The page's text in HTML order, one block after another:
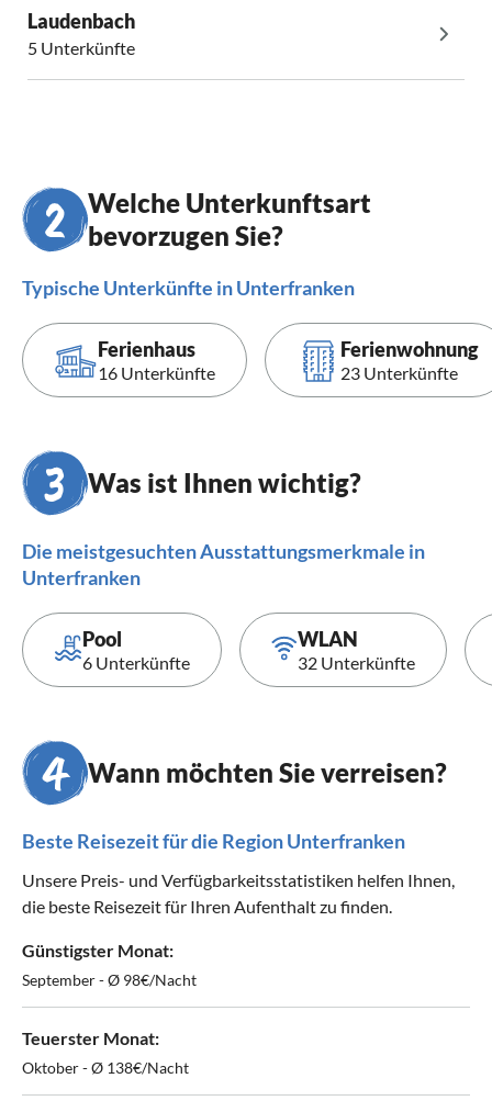
Laudenbach
5 Unterkünfte
Welche Unterkunftsart
bevorzugen Sie?
Typische Unterkünfte in Unterfranken
Ferienhaus
16 Unterkünfte
Ferienwohnung
23 Unterkünfte
Was ist Ihnen wichtig?
Die meistgesuchten Ausstattungsmerkmale in
Unterfranken
Pool
6 Unterkünfte
WLAN
32 Unterkünfte
Wann möchten Sie verreisen?
Beste Reisezeit für die Region Unterfranken
Unsere Preis- und Verfügbarkeitsstatistiken helfen Ihnen,
die beste Reisezeit für Ihren Aufenthalt zu finden.
Günstigster Monat:
September - Ø 98€/Nacht
Teuerster Monat:
Oktober - Ø 138€/Nacht